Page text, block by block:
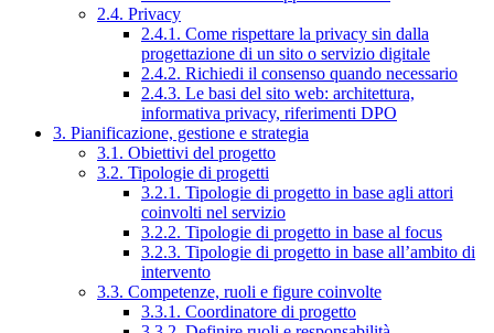
2.4. Privacy
2.4.1. Come rispettare la privacy sin dalla
progettazione di un sito o servizio digitale
2.4.2. Richiedi il consenso quando necessario
2.4.3. Le basi del sito web: architettura,
informativa privacy, riferimenti DPO
3. Pianificazione, gestione e strategia
3.1. Obiettivi del progetto
3.2. Tipologie di progetti
3.2.1. Tipologie di progetto in base agli attori
coinvolti nel servizio
3.2.2. Tipologie di progetto in base al focus
3.2.3. Tipologie di progetto in base all’ambito di
intervento
3.3. Competenze, ruoli e figure coinvolte
3.3.1. Coordinatore di progetto